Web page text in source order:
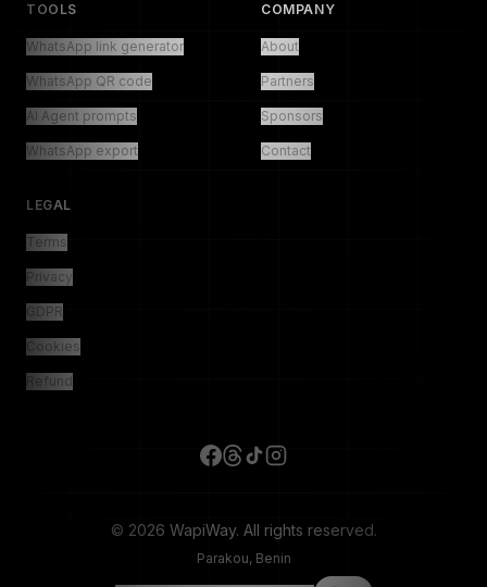
TOOLS
WhatsApp link generator
WhatsApp QR code
AI Agent prompts
WhatsApp export
COMPANY
About
Partners
Sponsors
Contact
LEGAL
Terms
Privacy
GDPR
Cookies
Refund
© 2026 WapiWay. All rights reserved.
Parakou, Benin